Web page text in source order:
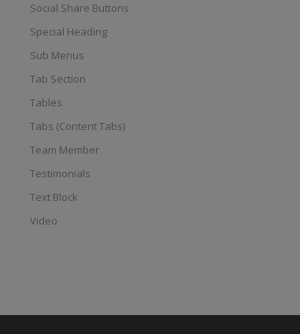
Social Share Buttons
Special Heading
Sub Menus
Tab Section
Tables
Tabs (Content Tabs)
Team Member
Testimonials
Text Block
Video